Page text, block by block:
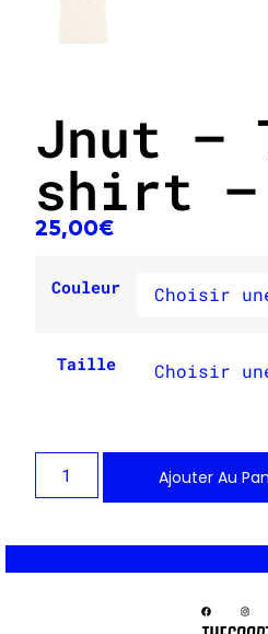
Jnut –
shirt –
25,00€
Couleur
Taille
Ajouter Au